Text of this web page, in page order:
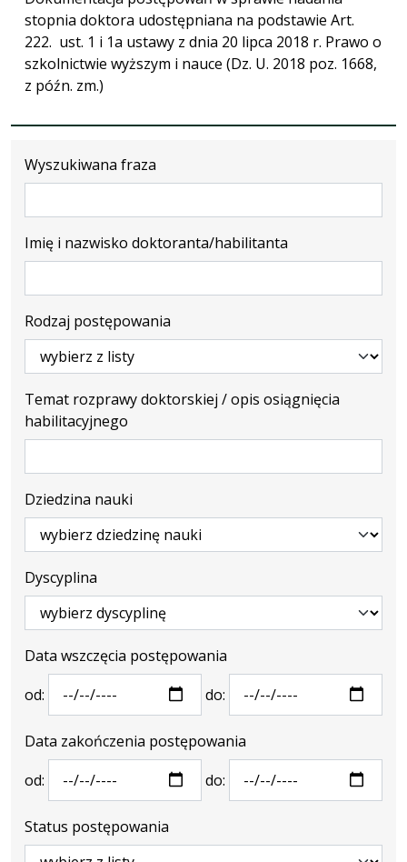
stopnia doktora udostępniana na podstawie Art.
222. ust. 1 i 1a ustawy z dnia 20 lipca 2018 r. Prawo o
szkolnictwie wyższym i nauce (Dz. U. 2018 poz. 1668,
z późn. zm.)
Wyszukiwana fraza
Imię i nazwisko doktoranta/habilitanta
Rodzaj postępowania
Temat rozprawy doktorskiej / opis osiągnięcia
habilitacyjnego
Dziedzina nauki
Dyscyplina
Data wszczęcia postępowania
od:
do:
Data zakończenia postępowania
od:
do:
Status postępowania